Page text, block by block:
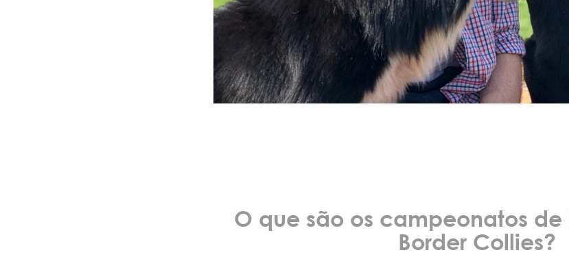
O que são os campeonatos de
Border Collies?